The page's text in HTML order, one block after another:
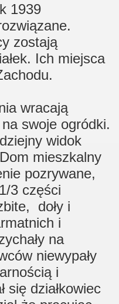
1939
zostają
Ich miejsca
wracają
swoje ogródki.
widok
mieszkalny
pozrywane,
3 części
doły i
i
na
niewypały
i
się działkowiec